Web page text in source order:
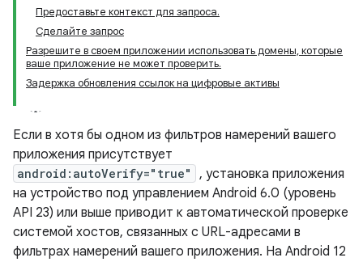
Предоставьте контекст для запроса.
Сделайте запрос
Разрешите в своем приложении использовать домены, которые
ваше приложение не может проверить.
Задержка обновления ссылок на цифровые активы
Если в хотя бы одном из фильтров намерений вашего
приложения присутствует
android:autoVerify="true"
, установка приложения
на устройство под управлением Android 6.0 (уровень
API 23) или выше приводит к автоматической проверке
системой хостов, связанных с URL-адресами в
фильтрах намерений вашего приложения. На Android 12